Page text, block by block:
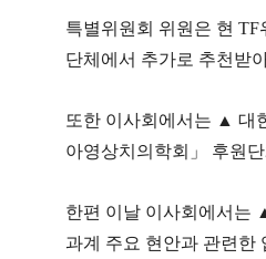
특별위원회 위원은 현
단체에서 추가로 추천받
또한 이사회에서는 ▲ 대
아영상치의학회」 후원
한편 이날 이사회에서는
과계 주요 현안과 관련한